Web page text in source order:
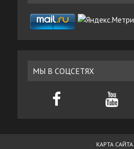
МЫ В СОЦСЕТЯХ
КАРТА САЙТА